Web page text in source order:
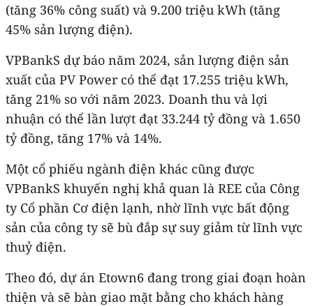
(tăng 36% công suất) và 9.200 triệu kWh (tăng
45% sản lượng điện).
VPBankS dự báo năm 2024, sản lượng điện sản
xuất của PV Power có thể đạt 17.255 triệu kWh,
tăng 21% so với năm 2023. Doanh thu và lợi
nhuận có thể lần lượt đạt 33.244 tỷ đồng và 1.650
tỷ đồng, tăng 17% và 14%.
Một cổ phiếu ngành điện khác cũng được
VPBankS khuyến nghị khả quan là REE của Công
ty Cổ phần Cơ điện lạnh, nhờ lĩnh vực bất động
sản của công ty sẽ bù đắp sự suy giảm từ lĩnh vực
thuỷ điện.
Theo đó, dự án Etown6 đang trong giai đoạn hoàn
thiện và sẽ bàn giao mặt bằng cho khách hàng